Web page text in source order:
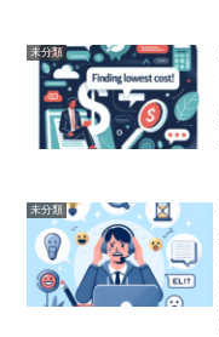
未分類
未分類